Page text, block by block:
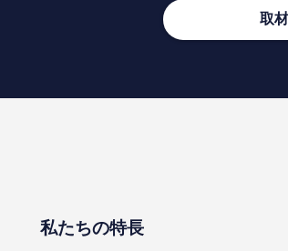
取
私たちの特⻑